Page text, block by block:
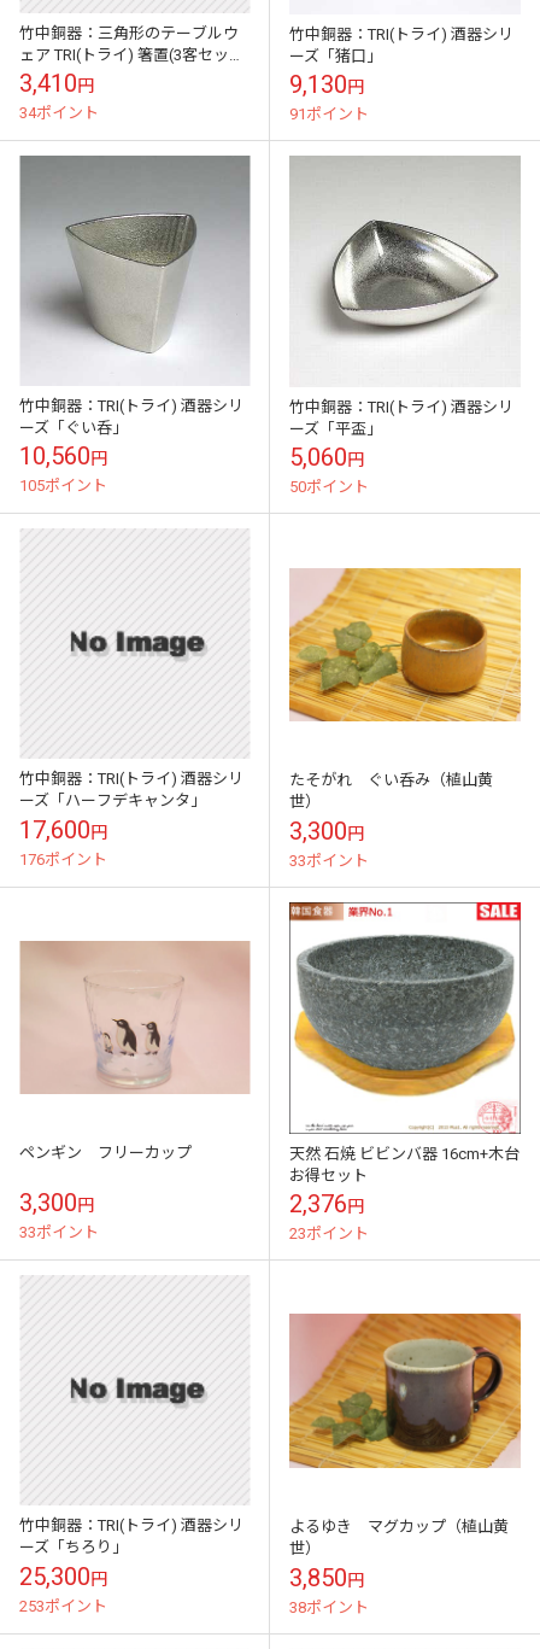
竹中銅器：三角形のテーブルウ
ェア TRI(トライ) 箸置(3客セッ
ト/5客セット)
3,410円
34ポイント
竹中銅器：TRI(トライ) 酒器シリ
ーズ「猪口」
9,130円
91ポイント
竹中銅器：TRI(トライ) 酒器シリ
ーズ「ぐい呑」
10,560円
105ポイント
竹中銅器：TRI(トライ) 酒器シリ
ーズ「平盃」
5,060円
50ポイント
竹中銅器：TRI(トライ) 酒器シリ
ーズ「ハーフデキャンタ」
17,600円
176ポイント
たそがれ ぐい呑み（植山黄
世）
3,300円
33ポイント
ペンギン フリーカップ
3,300円
33ポイント
天然 石焼 ビビンバ器 16cm+木台
お得セット
2,376円
23ポイント
竹中銅器：TRI(トライ) 酒器シリ
ーズ「ちろり」
25,300円
253ポイント
よるゆき マグカップ（植山黄
世）
3,850円
38ポイント